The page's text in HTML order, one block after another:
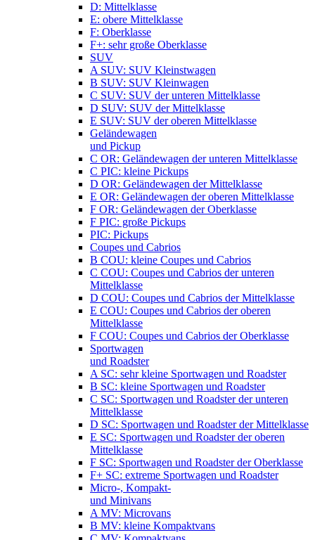
D: Mittelklasse
E: obere Mittelklasse
F: Oberklasse
F+: sehr große Oberklasse
SUV
A SUV: SUV Kleinstwagen
B SUV: SUV Kleinwagen
C SUV: SUV der unteren Mittelklasse
D SUV: SUV der Mittelklasse
E SUV: SUV der oberen Mittelklasse
Geländewagen
und Pickup
C OR: Geländewagen der unteren Mittelklasse
C PIC: kleine Pickups
D OR: Geländewagen der Mittelklasse
E OR: Geländewagen der oberen Mittelklasse
F OR: Geländewagen der Oberklasse
F PIC: große Pickups
PIC: Pickups
Coupes und Cabrios
B COU: kleine Coupes und Cabrios
C COU: Coupes und Cabrios der unteren
Mittelklasse
D COU: Coupes und Cabrios der Mittelklasse
E COU: Coupes und Cabrios der oberen
Mittelklasse
F COU: Coupes und Cabrios der Oberklasse
Sportwagen
und Roadster
A SC: sehr kleine Sportwagen und Roadster
B SC: kleine Sportwagen und Roadster
C SC: Sportwagen und Roadster der unteren
Mittelklasse
D SC: Sportwagen und Roadster der Mittelklasse
E SC: Sportwagen und Roadster der oberen
Mittelklasse
F SC: Sportwagen und Roadster der Oberklasse
F+ SC: extreme Sportwagen und Roadster
Micro-, Kompakt-
und Minivans
A MV: Microvans
B MV: kleine Kompaktvans